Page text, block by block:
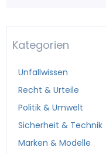
Kategorien
Unfallwissen
Recht & Urteile
Politik & Umwelt
Sicherheit & Technik
Marken & Modelle